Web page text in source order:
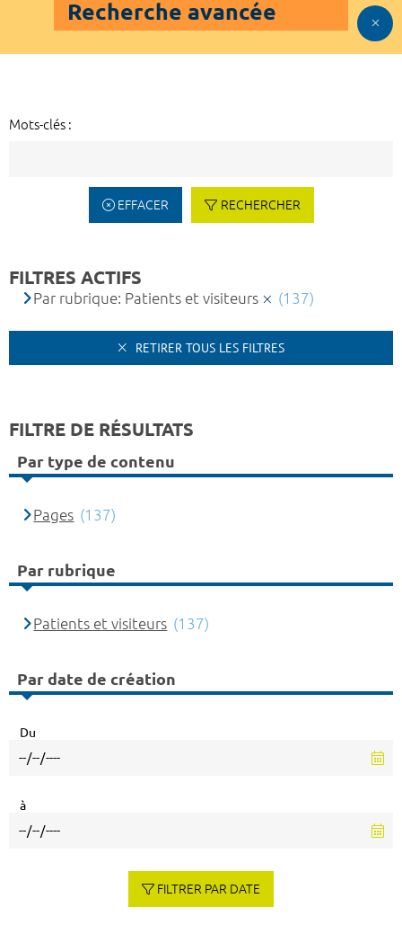
Recherche avancée
Mots-clés :
EFFACER RECHERCHER
FILTRES ACTIFS
Par rubrique: Patients et visiteurs (137)
RETIRER TOUS LES FILTRES
FILTRE DE RÉSULTATS
Par type de contenu
Pages (137)
Par rubrique
Patients et visiteurs (137)
Par date de création
Du
à
FILTRER PAR DATE